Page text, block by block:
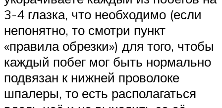
3-4 глазка, что необходимо (если
непонятно, то смотри пункт
«правила обрезки») для того, чтобы
каждый побег мог быть нормально
подвязан к нижней проволоке
шпалеры, то есть располагаться